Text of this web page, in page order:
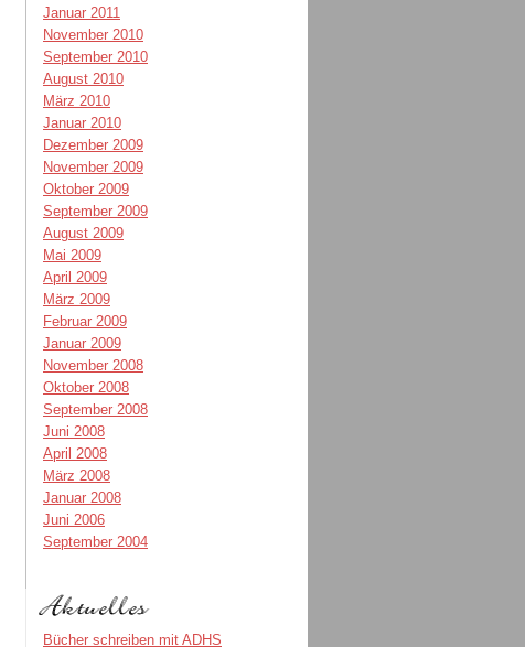
Januar 2011
November 2010
September 2010
August 2010
März 2010
Januar 2010
Dezember 2009
November 2009
Oktober 2009
September 2009
August 2009
Mai 2009
April 2009
März 2009
Februar 2009
Januar 2009
November 2008
Oktober 2008
September 2008
Juni 2008
April 2008
März 2008
Januar 2008
Juni 2006
September 2004
Bücher schreiben mit ADHS